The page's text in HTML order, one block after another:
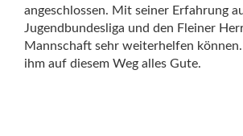
angeschlossen. Mit seiner Erfahrung
Jugendbundesliga und den Fleiner
Mannschaft sehr weiterhelfen
ihm auf diesem Weg alles Gute.